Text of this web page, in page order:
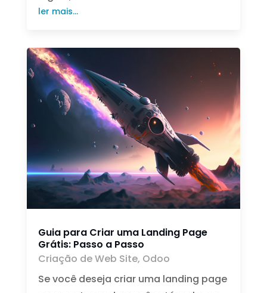
ler mais...
Guia para Criar uma Landing Page
Grátis: Passo a Passo
Criação de Web Site, Odoo
Se você deseja criar uma landing page